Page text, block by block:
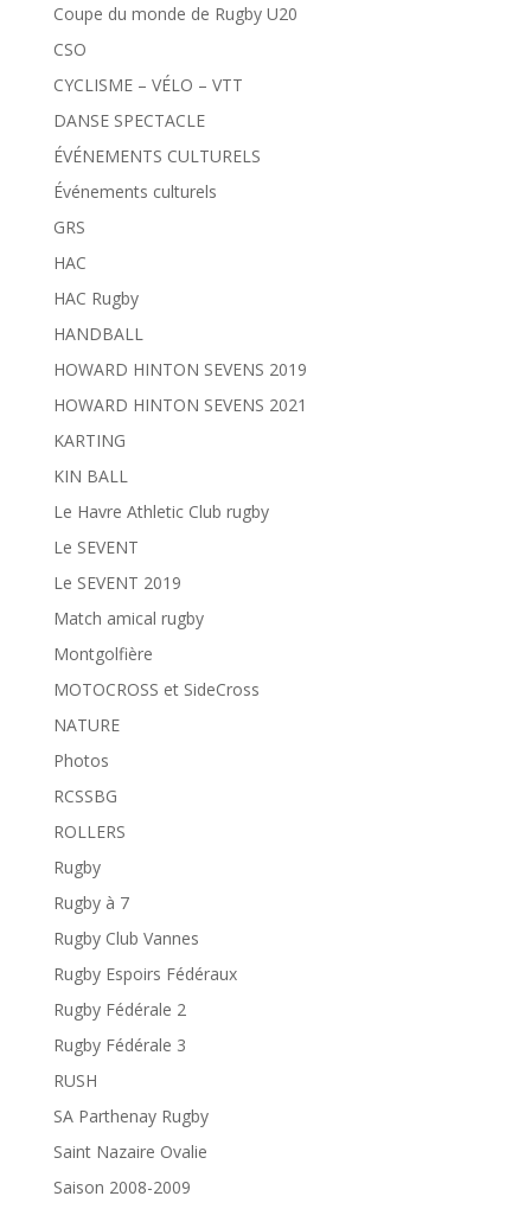
Coupe du monde de Rugby U20
CSO
CYCLISME – VÉLO – VTT
DANSE SPECTACLE
ÉVÉNEMENTS CULTURELS
Événements culturels
GRS
HAC
HAC Rugby
HANDBALL
HOWARD HINTON SEVENS 2019
HOWARD HINTON SEVENS 2021
KARTING
KIN BALL
Le Havre Athletic Club rugby
Le SEVENT
Le SEVENT 2019
Match amical rugby
Montgolfière
MOTOCROSS et SideCross
NATURE
Photos
RCSSBG
ROLLERS
Rugby
Rugby à 7
Rugby Club Vannes
Rugby Espoirs Fédéraux
Rugby Fédérale 2
Rugby Fédérale 3
RUSH
SA Parthenay Rugby
Saint Nazaire Ovalie
Saison 2008-2009